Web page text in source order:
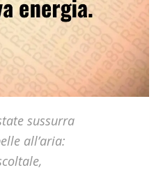
sussurra
all’aria: